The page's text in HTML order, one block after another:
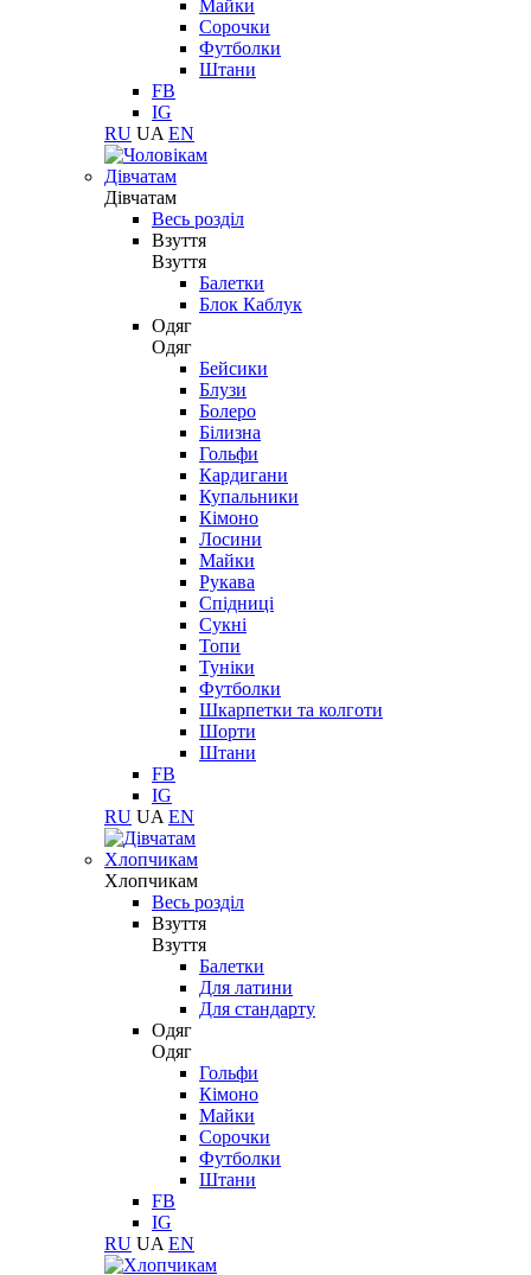
Майки
Сорочки
Футболки
Штани
FB
IG
RU UA EN
Дівчатам
Дівчатам
Весь розділ
Взуття
Взуття
Балетки
Блок Каблук
Одяг
Одяг
Бейсики
Блузи
Болеро
Білизна
Гольфи
Кардигани
Купальники
Кімоно
Лосини
Майки
Рукава
Спідниці
Сукні
Топи
Туніки
Футболки
Шкарпетки та колготи
Шорти
Штани
FB
IG
RU UA EN
Хлопчикам
Хлопчикам
Весь розділ
Взуття
Взуття
Балетки
Для латини
Для стандарту
Одяг
Одяг
Гольфи
Кімоно
Майки
Сорочки
Футболки
Штани
FB
IG
RU UA EN